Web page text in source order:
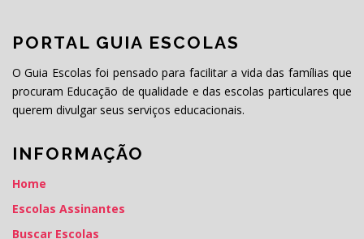
PORTAL GUIA ESCOLAS
O Guia Escolas foi pensado para facilitar a vida das famílias que
procuram Educação de qualidade e das escolas particulares que
querem divulgar seus serviços educacionais.
INFORMAÇÃO
Home
Escolas Assinantes
Buscar Escolas